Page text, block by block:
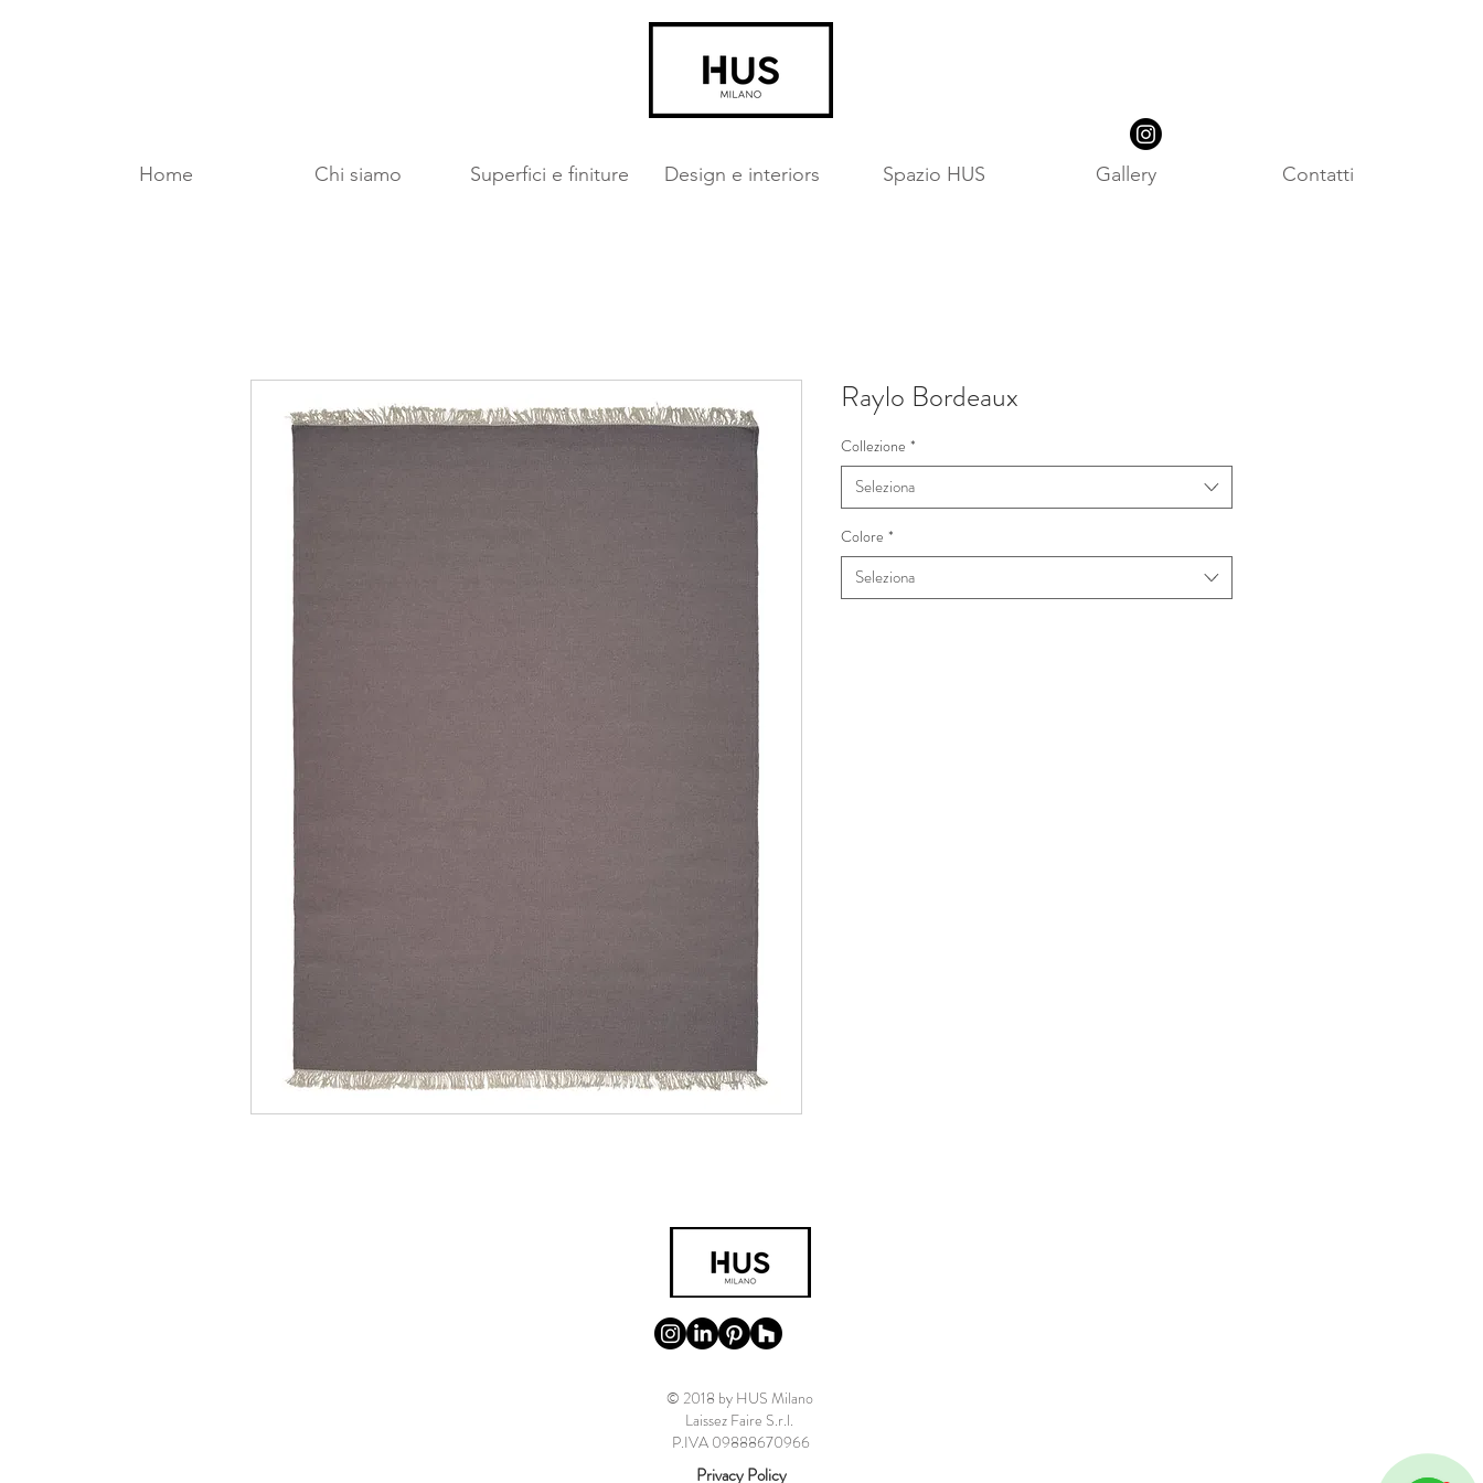
Home Chi siamo Superfici e finiture Design e interiors Spazio HUS Gallery Contatti
Raylo Bordeaux
Collezione *
Seleziona
Colore *
Seleziona
© 2018 by HUS Milano
Laissez Faire S.r.l.
P.IVA 09888670966
Privacy Policy